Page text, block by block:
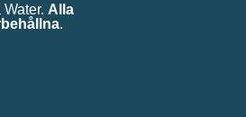
Alla
.